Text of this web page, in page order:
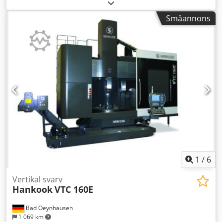
kg, totalvikt:25 000 kg, Fanuc 18ITB axel C, svarvning,
fräsning, borrning verktygsväxlare med 16 stationer
borddiameter 1600 mm, max svarvdiameter 1800 mm,
passagehöjd 1200 mm Dkedpfjzh Uz Asx Aa Ujr max
bordvarvtal 250 rpm max tillåten last på bordet 8000 kg
spånevakuator
Småannons
1 / 6
Bad Oeynhausen
1 069 km
Vertikal svarv
HankookVTC 160E